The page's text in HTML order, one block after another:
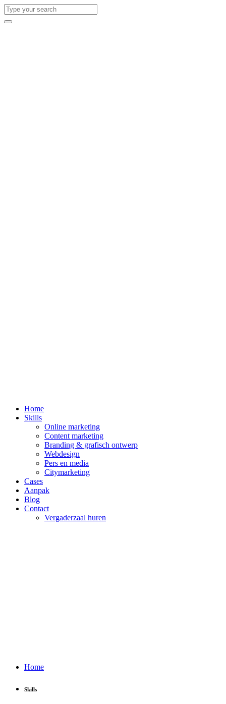
Home
Skills
Online marketing
Content marketing
Branding & grafisch ontwerp
Webdesign
Pers en media
Citymarketing
Cases
Aanpak
Blog
Contact
Vergaderzaal huren
Home
Skills